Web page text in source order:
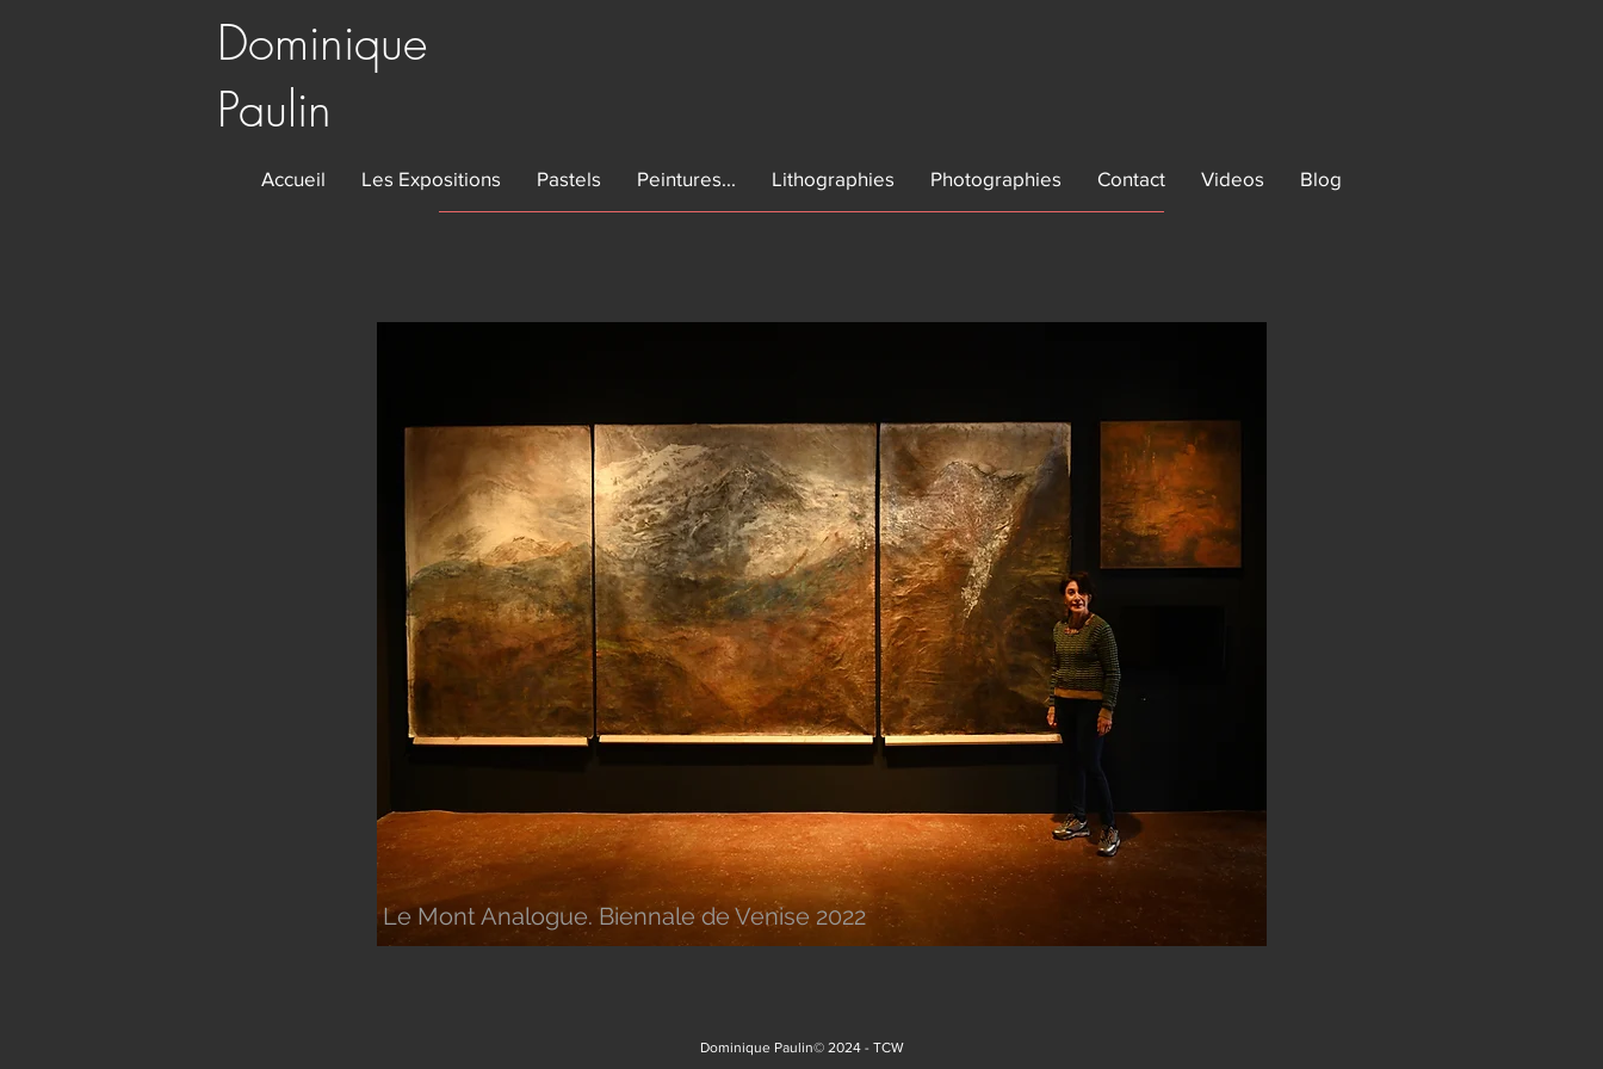
Dominique
Paulin
Accueil Les Expositions Pastels Peintures... Lithographies Photographies Contact Videos Blog
Le Mont Analogue. Biennale de Venise 2022
Dominique Paulin© 2024 - TCW